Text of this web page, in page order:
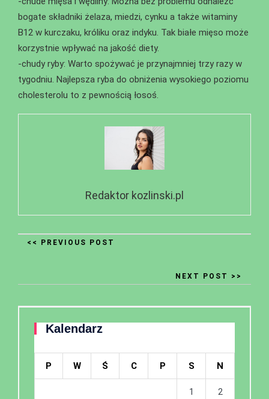
bogate składniki żelaza, miedzi, cynku a także witaminy
B12 w kurczaku, króliku oraz indyku. Tak białe mięso może
korzystnie wpływać na jakość diety.
-chudy ryby: Warto spożywać je przynajmniej trzy razy w
tygodniu. Najlepsza ryba do obniżenia wysokiego poziomu
cholesterolu to z pewnością łosoś.
Redaktor kozlinski.pl
<< PREVIOUS POST
NEXT POST >>
Kalendarz
P W Ś C P S N
1 2